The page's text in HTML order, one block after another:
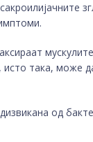
така, може
од